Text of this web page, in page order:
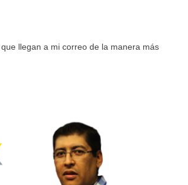
llegan a mi correo de la manera más